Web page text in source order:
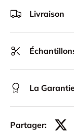
Livraison
La
Partager: